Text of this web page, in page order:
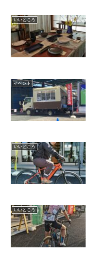
いいところ
イベント
いいところ
いいところ